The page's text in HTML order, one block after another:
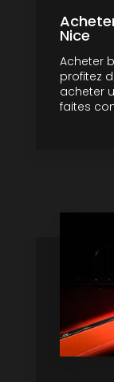
Nice
Acheter
profitez
acheter
faites